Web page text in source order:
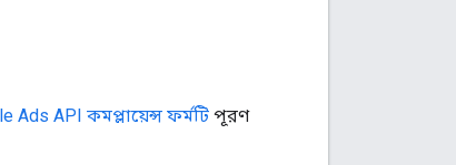
API কমপ্লায়েন্স ফর্মটি পূরণ